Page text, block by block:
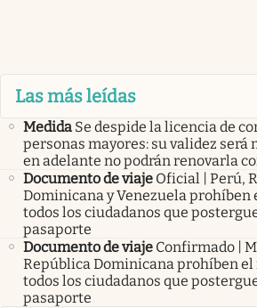
Las más leídas
Medida Se despide la licencia de
personas mayores: su validez será
en adelante no podrán renovarla
Documento de viaje Oficial | Perú,
Dominicana y Venezuela prohíben
todos los ciudadanos que
pasaporte
Documento de viaje Confirmado |
República Dominicana prohíben el
todos los ciudadanos que
pasaporte